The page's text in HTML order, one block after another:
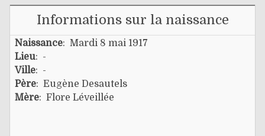
Informations sur la naissance
Naissance: Mardi 8 mai 1917
Lieu: -
Ville: -
Père: Eugène Desautels
Mère: Flore Léveillée